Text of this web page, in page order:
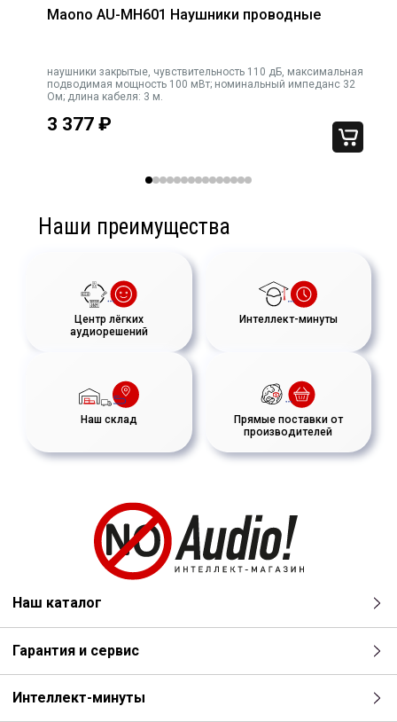
Ширина упаковки, мм
Maono AU-MH601 Наушники проводные
наушники закрытые, чувствительность 110 дБ, максимальная
подводимая мощность 100 мВт; номинальный импеданс 32
Ом; длина кабеля: 3 м.
3 377₽
Наши преимущества
Центр лёгких
аудиорешений
Интеллект-минуты
Наш склад
Прямые поставки от
производителей
Наш каталог
Гарантия и сервис
Интеллект-минуты